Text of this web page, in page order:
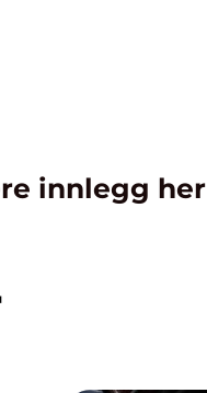
innlegg her